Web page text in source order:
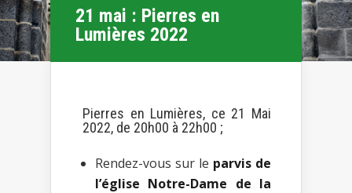
21 mai : Pierres en
Lumières 2022
Pierres en Lumières, ce 21 Mai
2022, de 20h00 à 22h00 ;
Rendez-vous sur le parvis de
l’église Notre-Dame de la